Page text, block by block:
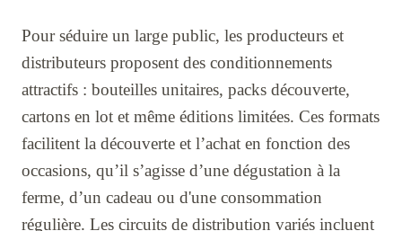
Pour séduire un large public, les producteurs et
distributeurs proposent des conditionnements
attractifs : bouteilles unitaires, packs découverte,
cartons en lot et même éditions limitées. Ces formats
facilitent la découverte et l’achat en fonction des
occasions, qu’il s’agisse d’une dégustation à la
ferme, d’un cadeau ou d'une consommation
régulière. Les circuits de distribution variés incluent